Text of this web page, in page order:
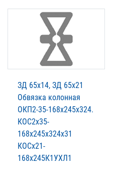
ЗД 65х14, ЗД 65х21
Обвязка колонная
ОКП2-35-168х245х324.
КОС2х35-
168х245х324х31
КОСх21-
168х245К1УХЛ1